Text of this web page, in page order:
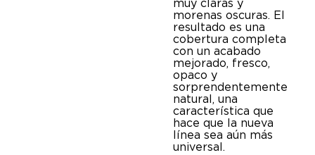
muy claras y
morenas oscuras. El
resultado es una
cobertura completa
con un acabado
mejorado, fresco,
opaco y
sorprendentemente
natural, una
característica que
hace que la nueva
línea sea aún más
universal.